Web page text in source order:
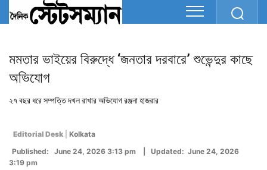
মমতার ভাইয়ের বিরুদ্ধে ‘জনতার দরবারে’ শুভেন্দুর কাছে
অভিযোগ
২৭ বছর ধরে সম্পত্তি দখল রাখার অভিযোগ রঞ্জনা হাজরার
Editorial Desk
Kolkata
Published: June 24, 2026 3:13 pm | Updated: June 24, 2026
3:19 pm